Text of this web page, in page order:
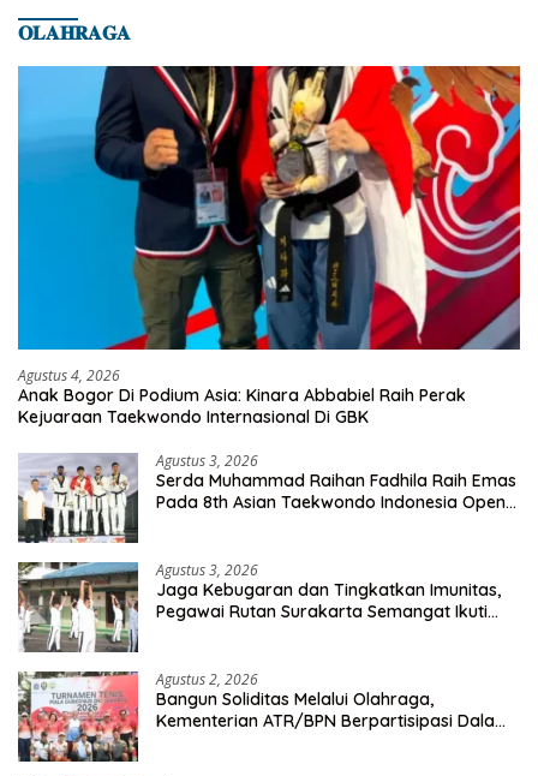
𝐎𝐋𝐀𝐇𝐑𝐀𝐆𝐀
Agustus 4, 2026
Anak Bogor Di Podium Asia: Kinara Abbabiel Raih Perak
Kejuaraan Taekwondo Internasional Di GBK
Agustus 3, 2026
Serda Muhammad Raihan Fadhila Raih Emas
Pada 8th Asian Taekwondo Indonesia Open
Agustus 3, 2026
Jaga Kebugaran dan Tingkatkan Imunitas,
Pegawai Rutan Surakarta Semangat Ikuti
Agustus 2, 2026
Bangun Soliditas Melalui Olahraga,
Kementerian ATR/BPN Berpartisipasi Dalam